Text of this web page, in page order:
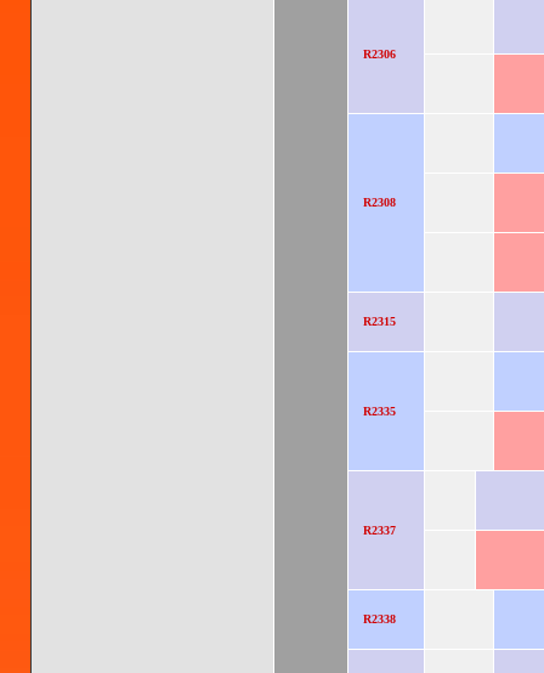
R2306
R2308
R2315
R2335
R2337
R2338